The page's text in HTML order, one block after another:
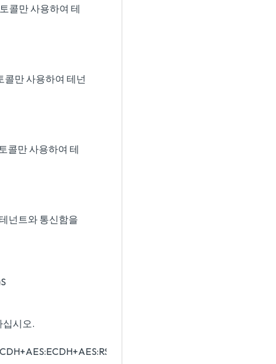
콜만 사용하여 테
콜만 사용하여 테넌
콜만 사용하여 테
넌트와 통신함을
십시오.